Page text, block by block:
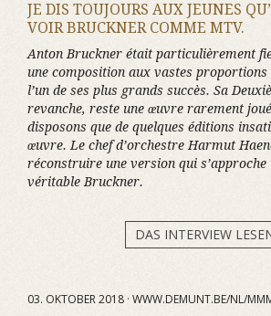
JE DIS TOUJOURS AUX JEUNES
VOIR BRUCKNER COMME MTV.
Anton Bruckner était particulièrement
une composition aux vastes proportions
l’un de ses plus grands succès. Sa
revanche, reste une œuvre rarement
disposons que de quelques éditions
œuvre. Le chef d’orchestre Harmut
réconstruire une version qui s’approche
véritable Bruckner.
DAS INTERVIEW
03. OKTOBER 2018 · WWW.DEMUNT.BE/NL/